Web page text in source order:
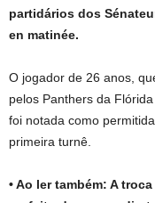
partidários dos
en matinée.
O jogador de 26 anos,
pelos Panthers da
foi notada como
primeira turnê.
• Ao ler também: A